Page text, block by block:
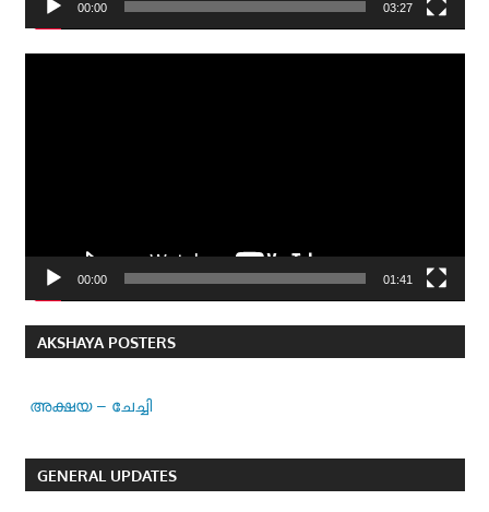
00:00 03:27
00:00 01:41
AKSHAYA POSTERS
അക്ഷയ – ചേച്ചി
GENERAL UPDATES